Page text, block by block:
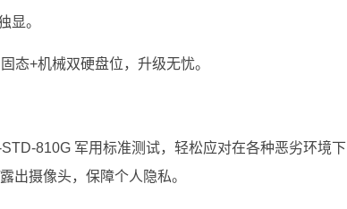
显。
+机械双硬盘位，升级无忧。
810G 军用标准测试，轻松应对在各种恶劣环境下
出摄像头，保障个人隐私。